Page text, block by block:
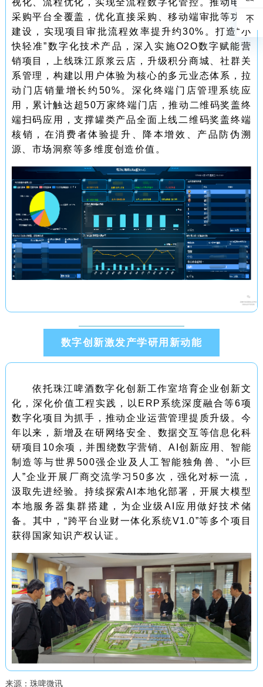
视化、流程优化，实现全流程数字化管控。推动电子
采购平台全覆盖，优化直接采购、移动端审批等功能
建设，实现项目审批流程效率提升约30%。打造“小
快轻准”数字化技术产品，深入实施O2O数字赋能营
销项目，上线珠江原浆云店，升级积分商城、社群关
系管理，构建以用户体验为核心的多元业态体系，拉
动门店销量增长约50%。深化终端门店管理系统应
用，累计触达超50万家终端门店，推动二维码奖盖终
端扫码应用，支撑罐类产品全面上线二维码奖盖终端
核销，在消费者体验提升、降本增效、产品防伪溯
源、市场洞察等多维度创造价值。
数字创新激发产学研用新动能
依托珠江啤酒数字化创新工作室培育企业创新文
化，深化价值工程实践，以ERP系统深度融合等6项
数字化项目为抓手，推动企业运营管理提质升级。今
年以来，新增及在研网络安全、数据交互等信息化科
研项目10余项，并围绕数字营销、AI创新应用、智能
制造等与世界500强企业及人工智能独角兽、“小巨
人”企业开展厂商交流学习50多次，强化对标一流，
汲取先进经验。持续探索AI本地化部署，开展大模型
本地服务器集群搭建，为企业级AI应用做好技术储
备。其中，“跨平台业财一体化系统V1.0”等多个项目
获得国家知识产权认证。
来源： 珠啤微讯